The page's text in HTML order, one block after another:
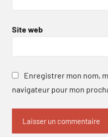
Site web
Enregistrer mon nom,
navigateur pour mon